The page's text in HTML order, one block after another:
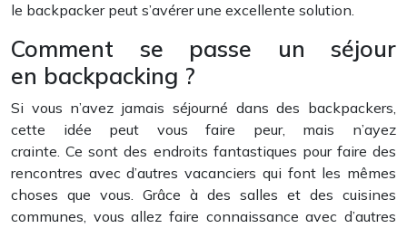
le backpacker peut s’avérer une excellente solution.
Comment se passe un séjour
en backpacking ?
Si vous n’avez jamais séjourné dans des backpackers,
cette idée peut vous faire peur, mais n’ayez
crainte. Ce sont des endroits fantastiques pour faire des
rencontres avec d’autres vacanciers qui font les mêmes
choses que vous. Grâce à des salles et des cuisines
communes, vous allez faire connaissance avec d’autres